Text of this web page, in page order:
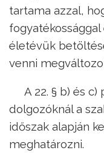
tartama azzal,
fogyatékossággal
életévük
venni
A 22. § b) és
dolgozóknál a
időszak alapján
meghatározni.